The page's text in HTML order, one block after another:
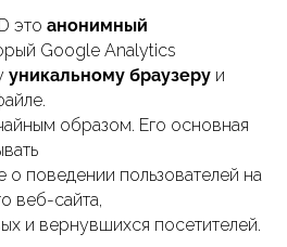
это анонимный
Google Analytics
уникальному браузеру и
образом. Его основная
о поведении пользователей на
веб-сайта,
и вернувшихся посетителей.